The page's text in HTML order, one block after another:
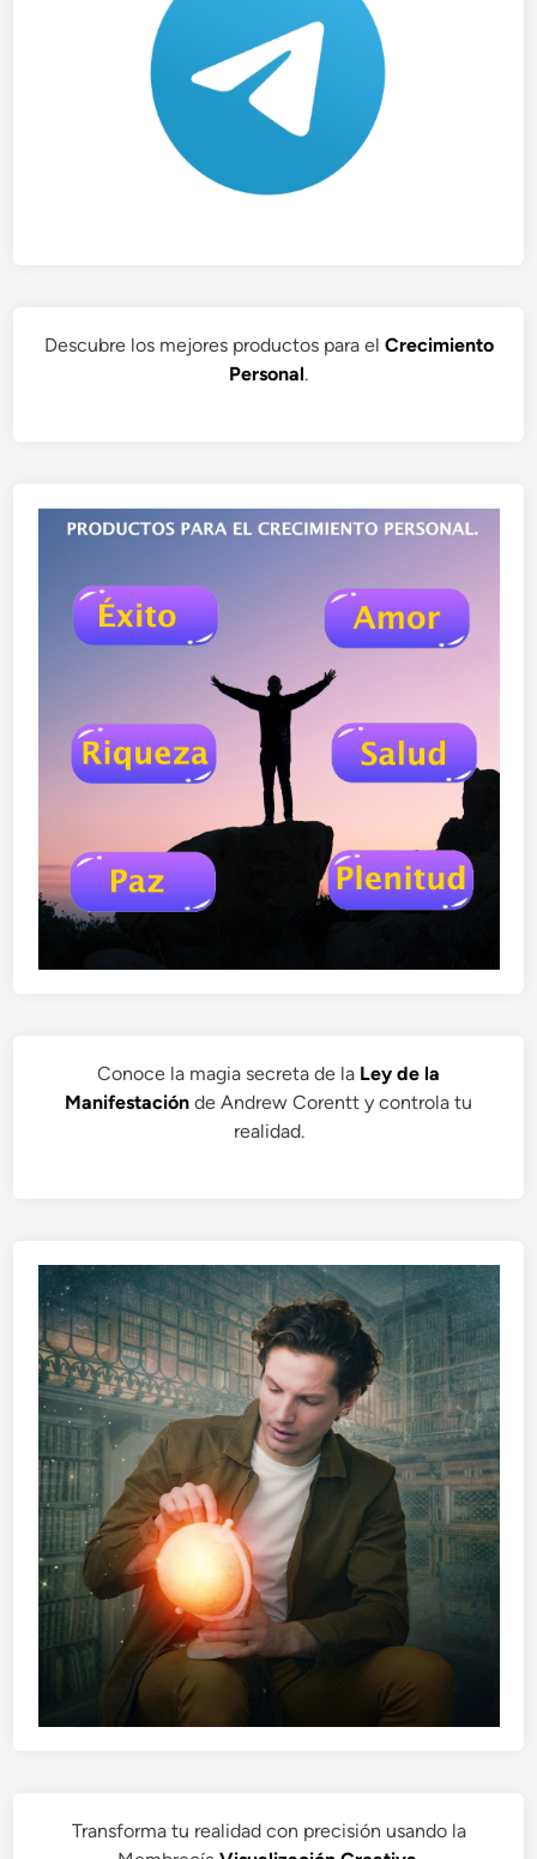
Descubre los mejores productos para el Crecimiento
Personal.
Conoce la magia secreta de la Ley de la
Manifestación de Andrew Corentt y controla tu
realidad.
Transforma tu realidad con precisión usando la